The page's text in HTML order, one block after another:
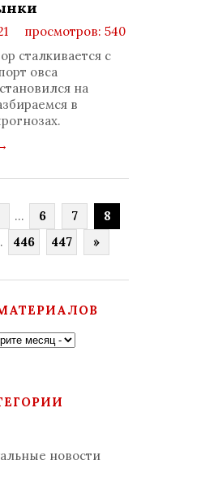
просмотров: 540
0
сталкивается с
овса
на
в
... 6 7
8
446 447 »
новости